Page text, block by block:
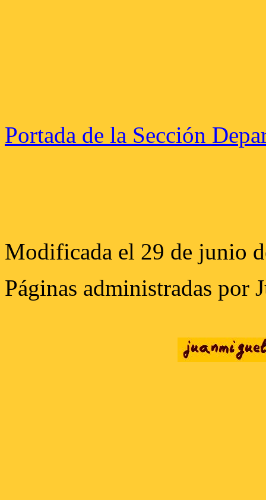
Portada de la Sección
Modificada el 29 de junio
Páginas administradas por